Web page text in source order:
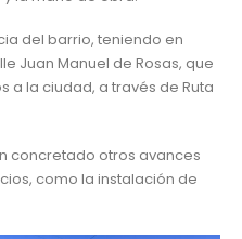
del barrio, teniendo en
Juan Manuel de Rosas, que
a la ciudad, a través de Ruta
concretado otros avances
como la instalación de